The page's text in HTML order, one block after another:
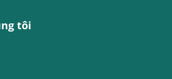
tôi